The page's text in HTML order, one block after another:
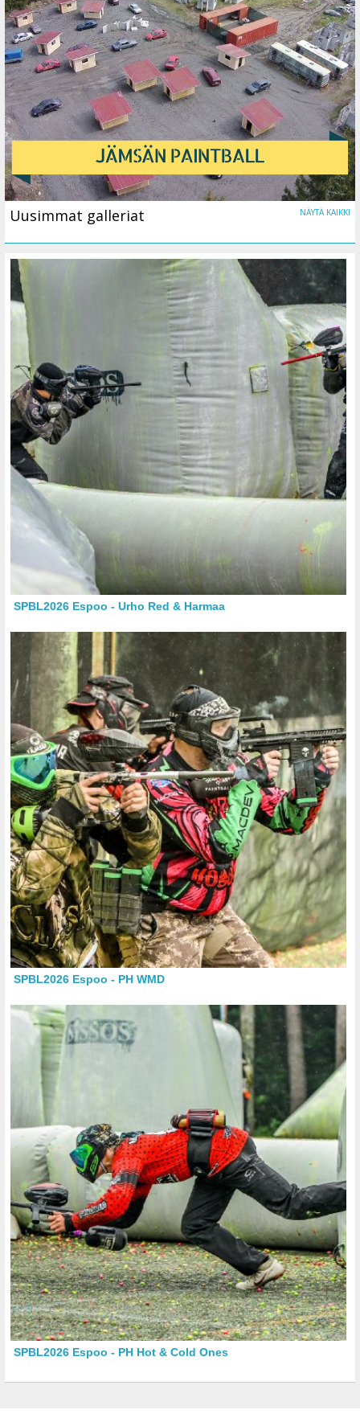
Uusimmat galleriat NÄYTÄ KAIKKI
SPBL2026 Espoo - Urho Red & Harmaa
SPBL2026 Espoo - PH WMD
SPBL2026 Espoo - PH Hot & Cold Ones